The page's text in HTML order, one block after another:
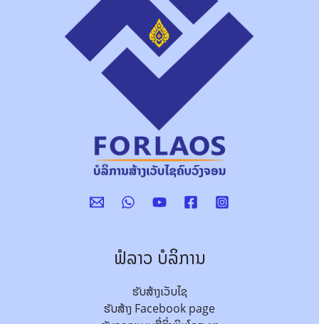
ຟໍລາວ ບໍລິການ
ຮັບສ້າງເວັບໄຊ
ຮັບສ້າງ Facebook page